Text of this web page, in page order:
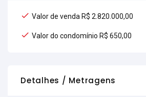
Valor de venda R$ 2.820.000,00
Valor do condomínio R$ 650,00
Detalhes / Metragens